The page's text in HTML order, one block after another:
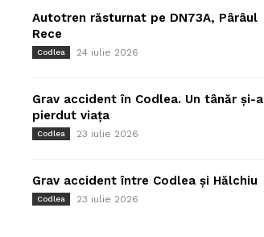
Autotren răsturnat pe DN73A, Pârâul
Rece
Codlea 24 iulie 2026
Grav accident în Codlea. Un tânăr și-a
pierdut viața
Codlea 23 iulie 2026
Grav accident între Codlea și Hălchiu
Codlea 23 iulie 2026